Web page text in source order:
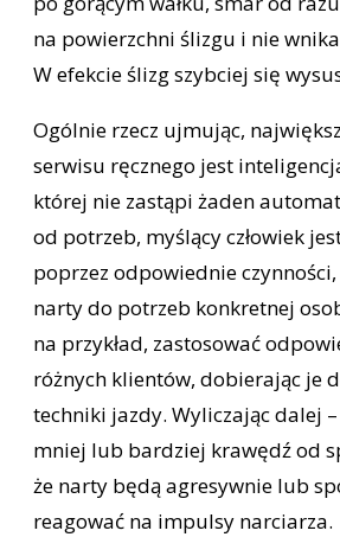
na powierzchni ślizgu i nie wnika
W efekcie ślizg szybciej się
Ogólnie rzecz ujmując,
serwisu ręcznego jest
której nie zastąpi żaden
od potrzeb, myślący człowiek
poprzez odpowiednie
narty do potrzeb konkretnej
na przykład, zastosować
różnych klientów, dobierając je
techniki jazdy. Wyliczając dalej –
mniej lub bardziej krawędź od
że narty będą agresywnie lub
reagować na impulsy narciarza.